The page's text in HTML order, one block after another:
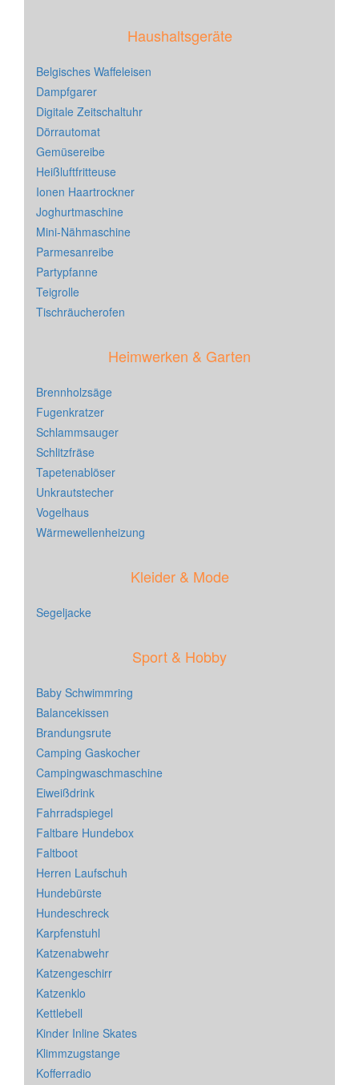
Haushaltsgeräte
Belgisches Waffeleisen
Dampfgarer
Digitale Zeitschaltuhr
Dörrautomat
Gemüsereibe
Heißluftfritteuse
Ionen Haartrockner
Joghurtmaschine
Mini-Nähmaschine
Parmesanreibe
Partypfanne
Teigrolle
Tischräucherofen
Heimwerken & Garten
Brennholzsäge
Fugenkratzer
Schlammsauger
Schlitzfräse
Tapetenablöser
Unkrautstecher
Vogelhaus
Wärmewellenheizung
Kleider & Mode
Segeljacke
Sport & Hobby
Baby Schwimmring
Balancekissen
Brandungsrute
Camping Gaskocher
Campingwaschmaschine
Eiweißdrink
Fahrradspiegel
Faltbare Hundebox
Faltboot
Herren Laufschuh
Hundebürste
Hundeschreck
Karpfenstuhl
Katzenabwehr
Katzengeschirr
Katzenklo
Kettlebell
Kinder Inline Skates
Klimmzugstange
Kofferradio